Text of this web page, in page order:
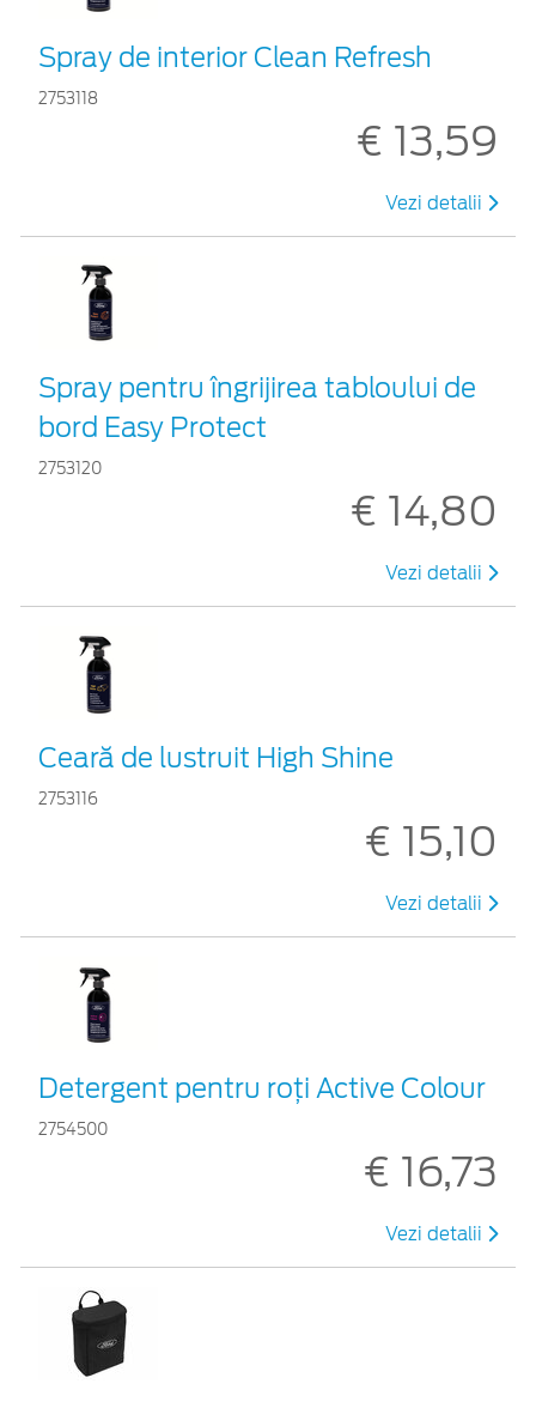
Spray de interior Clean Refresh
2753118
€ 13,59
Vezi detalii
Spray pentru îngrijirea tabloului de
bord Easy Protect
2753120
€ 14,80
Vezi detalii
Ceară de lustruit High Shine
2753116
€ 15,10
Vezi detalii
Detergent pentru roți Active Colour
2754500
€ 16,73
Vezi detalii